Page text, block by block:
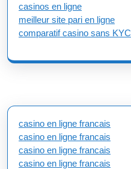
casinos en ligne
meilleur site pari en ligne
comparatif casino sans KYC
casino en ligne francais
casino en ligne francais
casino en ligne francais
casino en ligne francais